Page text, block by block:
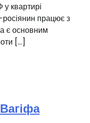
квартирі
росіянин працює з
є основним
[…]